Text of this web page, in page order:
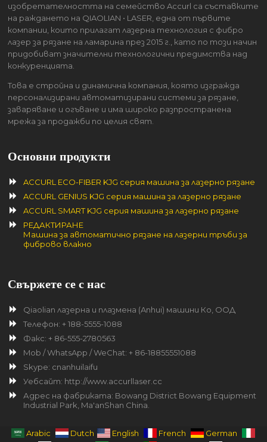
изобретателността на семейство Accurl са съставките
на раждането на QIAOLIAN • LASER, една от първите
компании, които прилагат лазерна технология с фибро
лазер за рязане на ламарина през 2015 г., като по този начин
придобиват значителни технологични предимства над
конкуренцията.
Това е стройна и динамична компания, която изгражда
персонализирани автоматизирани системи за рязане,
заваряване и огъване и има широко разпространена
мрежа за продажби по целия свят.
Основни продукти
ACCURL ECO-FIBER KJG серия машина за лазерно рязане
ACCURL GENIUS KJG серия машина за лазерно рязане
ACCURL SMART KJG серия машина за лазерно рязане
РЕДАКТИРАНЕ
Машина за автоматично рязане на лазерни тръби за
фиброво влакно
Свържете се с нас
Qiaolian лазерна и плазмена (Anhui) машини Ко, ООД
Телефон: + 188-5555-1088
Факс: + 86-555-2780563
Mob / WhatsApp / WeChat: + 86-18855551088
Skype: cnanhuilaifu
Уебсайт: http://www.accurllaser.cc
Адрес на фабриката: Bowang District Bowang Equipment
Industrial Park, Ma'anShan China.
Arabic Dutch English French
German